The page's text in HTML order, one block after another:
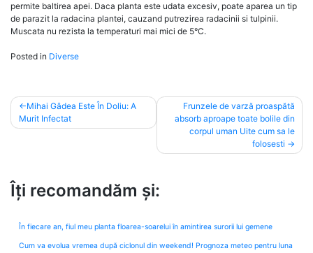
permite baltirea apei. Daca planta este udata excesiv, poate aparea un tip
de parazit la radacina plantei, cauzand putrezirea radacinii si tulpinii.
Muscata nu rezista la temperaturi mai mici de 5°C.
Posted in Diverse
Post
navigation
Mihai Gâdea Este În Doliu: A
Murit Infectat
Frunzele de varză proaspătă
absorb aproape toate bolile din
corpul uman Uite cum sa le
folosesti
Îți recomandăm și:
În fiecare an, fiul meu planta floarea-soarelui în amintirea surorii lui gemene
Cum va evolua vremea după ciclonul din weekend! Prognoza meteo pentru luna